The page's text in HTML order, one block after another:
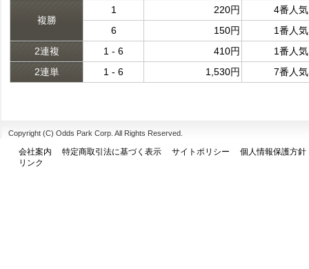
複勝
1 220円
4番人気
6
150円
1番人気
2連複
1 - 6 410円
1番人気
2連単
1 - 6 1,530円 7番人気
Copyright (C) Odds Park Corp. All Rights Reserved.
会社案内 特定商取引法に基づく表示 サイトポリシー
個人情報保護方針
リンク